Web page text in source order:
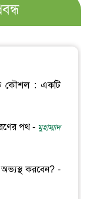
কৌশল : একটি
পথ - মুহাম্মাদ
করবেন? -